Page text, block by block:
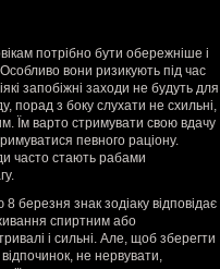
потрібно бути обережніше і
вони ризикують під час
запобіжні заходи не будуть для
порад з боку слухати не схильні,
Їм варто стримувати свою вдачу
певного раціону.
часто стають рабами
березня знак зодіаку відповідає
спиртним або
і сильні. Але, щоб зберегти
не нервувати,